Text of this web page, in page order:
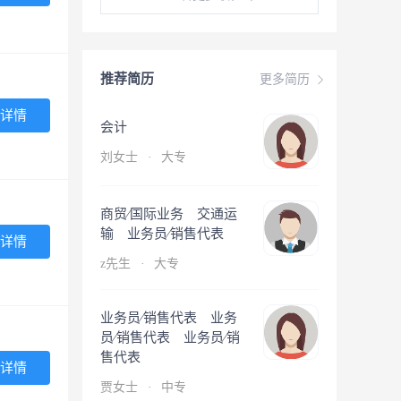
更多简历
推荐简历
会计
刘女士 · 大专
商贸∕国际业务 交通运
输 业务员∕销售代表
z先生 · 大专
业务员∕销售代表 业务
员∕销售代表 业务员∕销
售代表
贾女士 · 中专
情
情
情